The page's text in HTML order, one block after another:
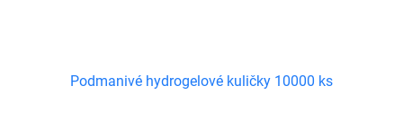
Podmanivé hydrogelové kuličky 10000 ks